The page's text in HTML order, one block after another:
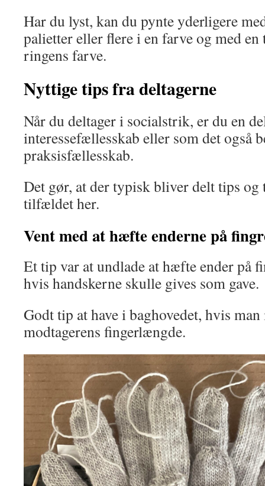
Har du lyst, kan du pynte yderligere
palietter eller flere i en farve og med en
ringens farve.
Nyttige tips fra deltagerne
Når du deltager i socialstrik, er du en
interessefællesskab eller som det også
praksisfællesskab.
Det gør, at der typisk bliver delt tips
tilfældet her.
Vent med at hæfte enderne på
Et tip var at undlade at hæfte ender på
hvis handskerne skulle gives som gave.
Godt tip at have i baghovedet, hvis
modtagerens fingerlængde.